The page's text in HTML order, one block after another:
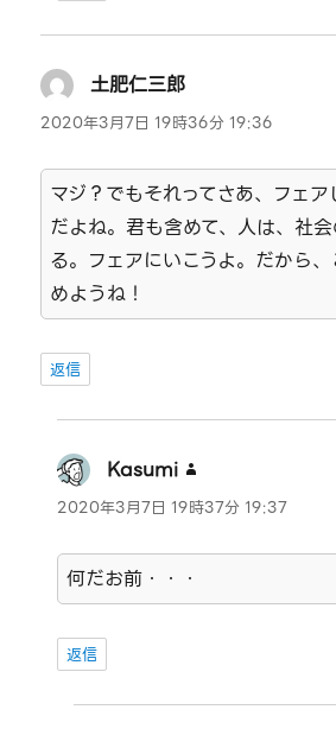
土肥仁三郎
り:
2020年3月7日 19時36分 19:36
マジ？でもそれってさあ、フェ
だよね。君も含めて、人は、社
る。フェアにいこうよ。だから
めようね！
返信
Kasumi
り:
2020年3月7日 19時37分 19:37
何だお前・・・
返信